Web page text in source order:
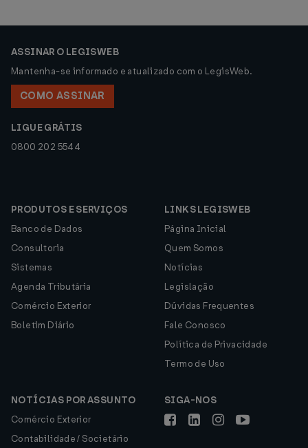
ASSINAR O LEGISWEB
Mantenha-se informado e atualizado com o LegisWeb.
COMO ASSINAR
LIGUE GRÁTIS
0800 202 5544
PRODUTOS E SERVIÇOS
Banco de Dados
Consultoria
Sistemas
Agenda Tributária
Comércio Exterior
Boletim Diário
LINKS LEGISWEB
Página Inicial
Quem Somos
Notícias
Legislação
Dúvidas Frequentes
Fale Conosco
Política de Privacidade
Termo de Uso
NOTÍCIAS POR ASSUNTO
Comércio Exterior
Contabilidade / Societário
SIGA-NOS